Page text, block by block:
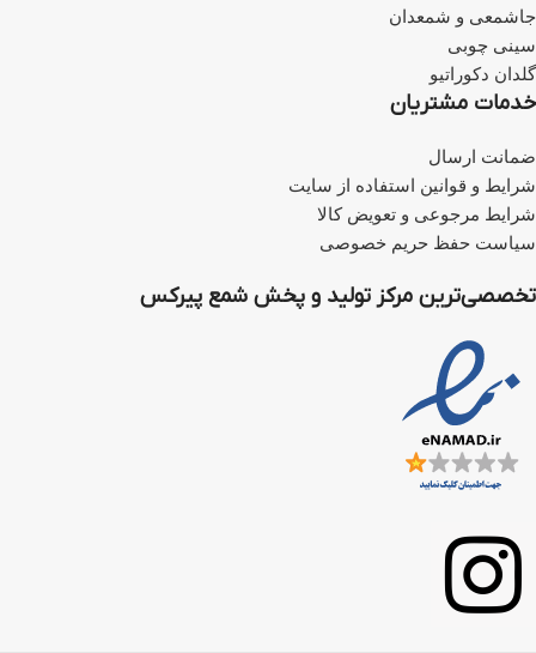
جاشمعی و شمعدان
سینی چوبی
گلدان دکوراتیو
خدمات مشتریان
ضمانت ارسال
شرایط و قوانین استفاده از سایت
شرایط مرجوعی و تعویض کالا
سیاست حفظ حریم خصوصی
تخصصی‌ترین مرکز تولید و پخش شمع پیرکس